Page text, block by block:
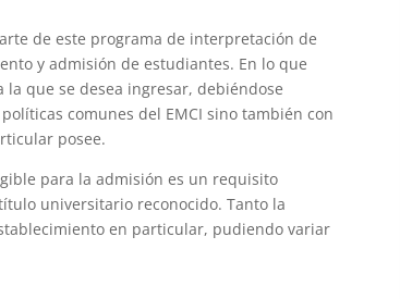
de este programa de interpretación de
y admisión de estudiantes. En lo que
que se desea ingresar, debiéndose
comunes del EMCI sino también con
posee.
para la admisión es un requisito
universitario reconocido. Tanto la
en particular, pudiendo variar